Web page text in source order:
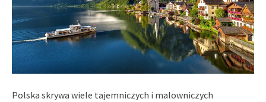
Polska skrywa wiele tajemniczych i malowniczych